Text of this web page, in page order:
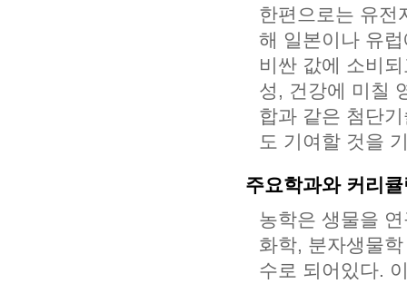
한편으로는 유전
해 일본이나 유
비싼 값에 소비
성, 건강에 미칠
합과 같은 첨단
도 기여할 것을
주요학과와 커리
농학은 생물을
화학, 분자생물
수로 되어있다.